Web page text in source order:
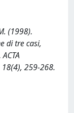
(1998).
di tre casi,
18(4), 259-268.